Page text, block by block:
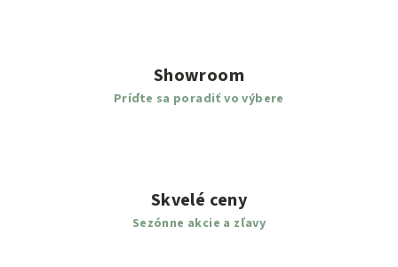
Showroom
Príďte sa poradiť vo výbere
Skvelé ceny
Sezónne akcie a zľavy